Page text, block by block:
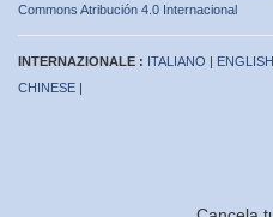
Commons Atribución 4.0 Internacional
INTERNAZIONALE : ITALIANO | ENGLISH
CHINESE |